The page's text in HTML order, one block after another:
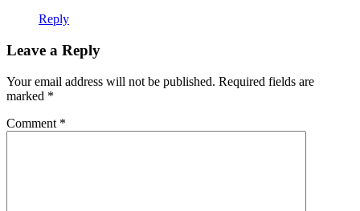
Reply
Leave a Reply
Your email address will not be published. Required fields are
marked *
Comment *